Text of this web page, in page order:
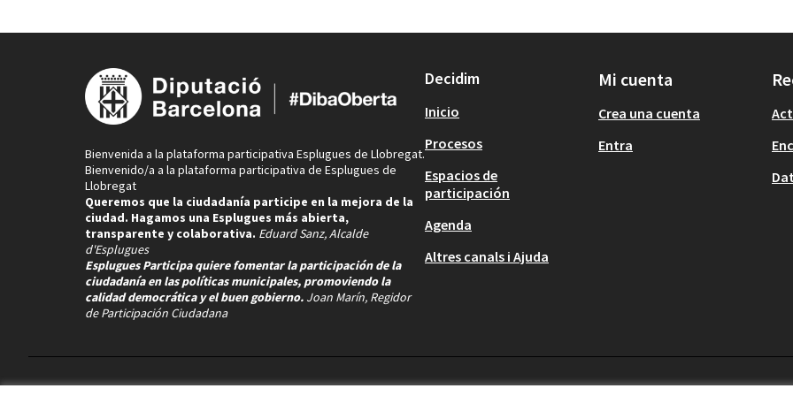
Bienvenida a la plataforma participativa Esplugues de Llobregat.
Bienvenido/a a la plataforma participativa de Esplugues de
Llobregat
Queremos que la ciudadanía participe en la mejora de la
ciudad. Hagamos una Esplugues más abierta,
transparente y colaborativa. Eduard Sanz, Alcalde
d'Esplugues
Esplugues Participa quiere fomentar la participación de la
ciudadanía en las políticas municipales, promoviendo la
calidad democrática y el buen gobierno. Joan Marín, Regidor
de Participación Ciudadana
Decidim
Inicio
Procesos
Espacios de
participación
Agenda
Altres canals i Ajuda
Mi cuenta
Crea una cuenta
Entra